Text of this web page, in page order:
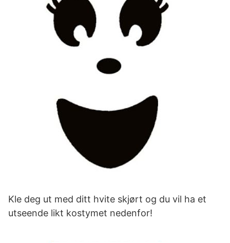
Kle deg ut med ditt hvite skjørt og du vil ha et
utseende likt kostymet nedenfor!